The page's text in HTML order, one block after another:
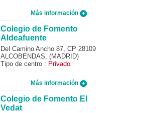
Más información
Colegio de Fomento
Aldeafuente
Del Camino Ancho 87, CP 28109
ALCOBENDAS, (MADRID)
Tipo de centro : Privado
Más información
Colegio de Fomento El
Vedat